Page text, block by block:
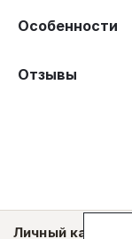
Особенности
Отзывы
Личный кабинет